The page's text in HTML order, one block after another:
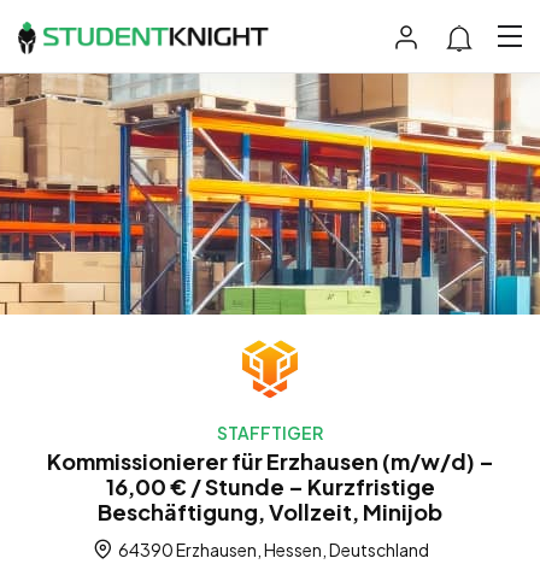
STAFFTIGER
Kommissionierer für Erzhausen (m/w/d) –
16,00 € / Stunde – Kurzfristige
Beschäftigung, Vollzeit, Minijob
64390 Erzhausen, Hessen, Deutschland